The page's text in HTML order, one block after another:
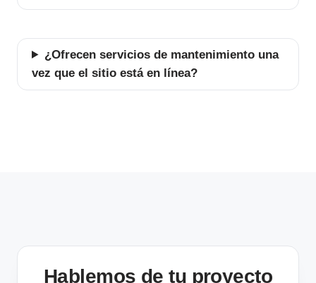
¿Ofrecen servicios de mantenimiento una
vez que el sitio está en línea?
Hablemos de tu proyecto